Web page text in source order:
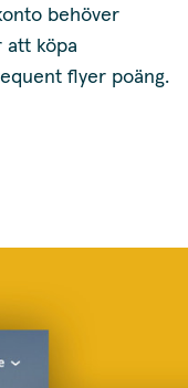
behöver
att köpa
flyer poäng.